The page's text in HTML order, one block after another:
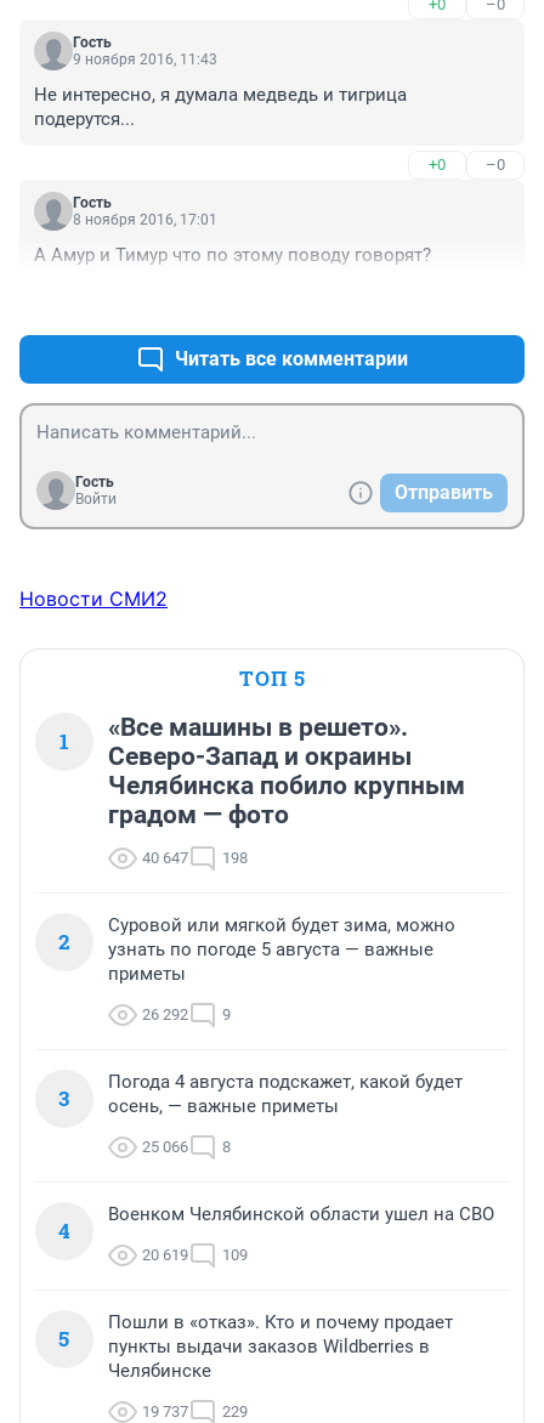
+0 –0
Гость
9 ноября 2016, 11:43
Не интересно, я думала медведь и тигрица
подерутся...
+0 –0
Гость
8 ноября 2016, 17:01
А Амур и Тимур что по этому поводу говорят?
Читать все комментарии
Гость
Войти
Отправить
Новости СМИ2
ТОП 5
1
«Все машины в решето».
Северо-Запад и окраины
Челябинска побило крупным
градом — фото
40 647 198
2
Суровой или мягкой будет зима, можно
узнать по погоде 5 августа — важные
приметы
26 292 9
3
Погода 4 августа подскажет, какой будет
осень, — важные приметы
25 066 8
4
Военком Челябинской области ушел на СВО
20 619 109
5
Пошли в «отказ». Кто и почему продает
пункты выдачи заказов Wildberries в
Челябинске
19 737 229